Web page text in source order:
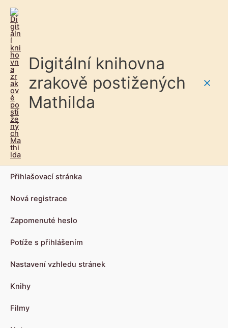
Digitální knihovna
zrakově postižených
Mathilda
Přihlašovací stránka
Nová registrace
Zapomenuté heslo
Potíže s přihlášením
Nastavení vzhledu stránek
Knihy
Filmy